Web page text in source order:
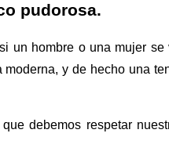
pudorosa.
un hombre o una mujer
moderna, y de hecho una
debemos respetar